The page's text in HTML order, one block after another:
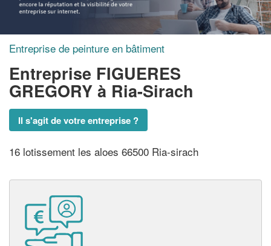
Entreprise de peinture en bâtiment
Entreprise FIGUERES
GREGORY à Ria-Sirach
Il s'agit de votre entreprise ?
16 lotissement les aloes 66500 Ria-sirach